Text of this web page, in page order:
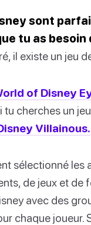
sont
tu as besoin
il existe un jeu
of Disney
tu cherches un
Villainous.
sélectionné
de jeux et de
avec des
chaque joueur.